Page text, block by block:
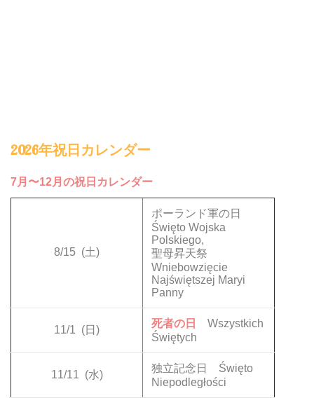
2026年祝日カレンダー
7月〜12月の祝日カレンダー
8/15 (土)
ポーランド軍の日
Święto Wojska
Polskiego,
聖母昇天祭
Wniebowzięcie
Najświętszej Maryi
Panny
11/1 (日)
死者の日
Wszystkich
Świętych
11/11 (水)
独立記念日 Święto
Niepodległości